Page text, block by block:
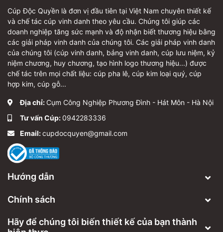
Cúp Độc Quyền là đơn vị đầu tiên tại Việt Nam chuyên thiết kế
và chế tác cúp vinh danh theo yêu cầu. Chúng tôi giúp các
doanh nghiệp tăng sức mạnh và độ nhận biết thương hiệu bằng
các giải pháp vinh danh của chúng tôi. Các giải pháp vinh danh
của chúng tôi (cúp vinh danh, bảng vinh danh, cúp lưu niệm, kỷ
niệm chương, huy chương, tạo hình logo thương hiệu...) được
chế tác trên mọi chất liệu: cúp pha lê, cúp kim loại quý, cúp
hợp kim, cúp gỗ...
Địa chỉ: Cụm Công Nghiệp Phương Đình - Hát Môn - Hà Nội
Tư vấn Cúp:0942283336
Email:cupdocquyen@gmail.com
Hướng dẫn
Chính sách
Hãy để chúng tôi biến thiết kế của bạn thành